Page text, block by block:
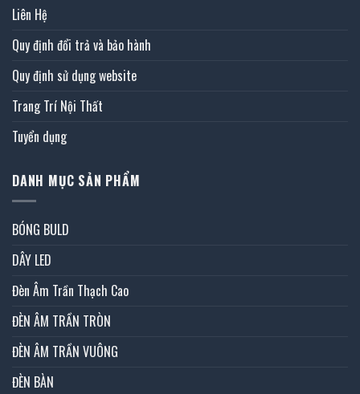
Liên Hệ
Quy định đổi trả và bảo hành
Quy định sử dụng website
Trang Trí Nội Thất
Tuyển dụng
DANH MỤC SẢN PHẨM
BÓNG BULD
DÂY LED
Đèn Âm Trần Thạch Cao
ĐÈN ÂM TRẦN TRÒN
ĐÈN ÂM TRẦN VUÔNG
ĐÈN BÀN